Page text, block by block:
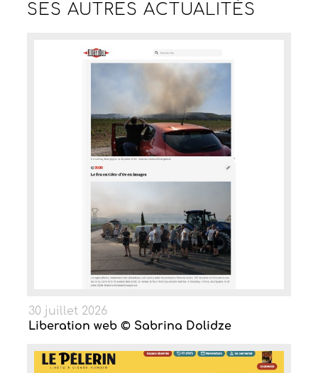
SES AUTRESACTUALITÉS
30 juillet 2026
Liberation web © Sabrina Dolidze